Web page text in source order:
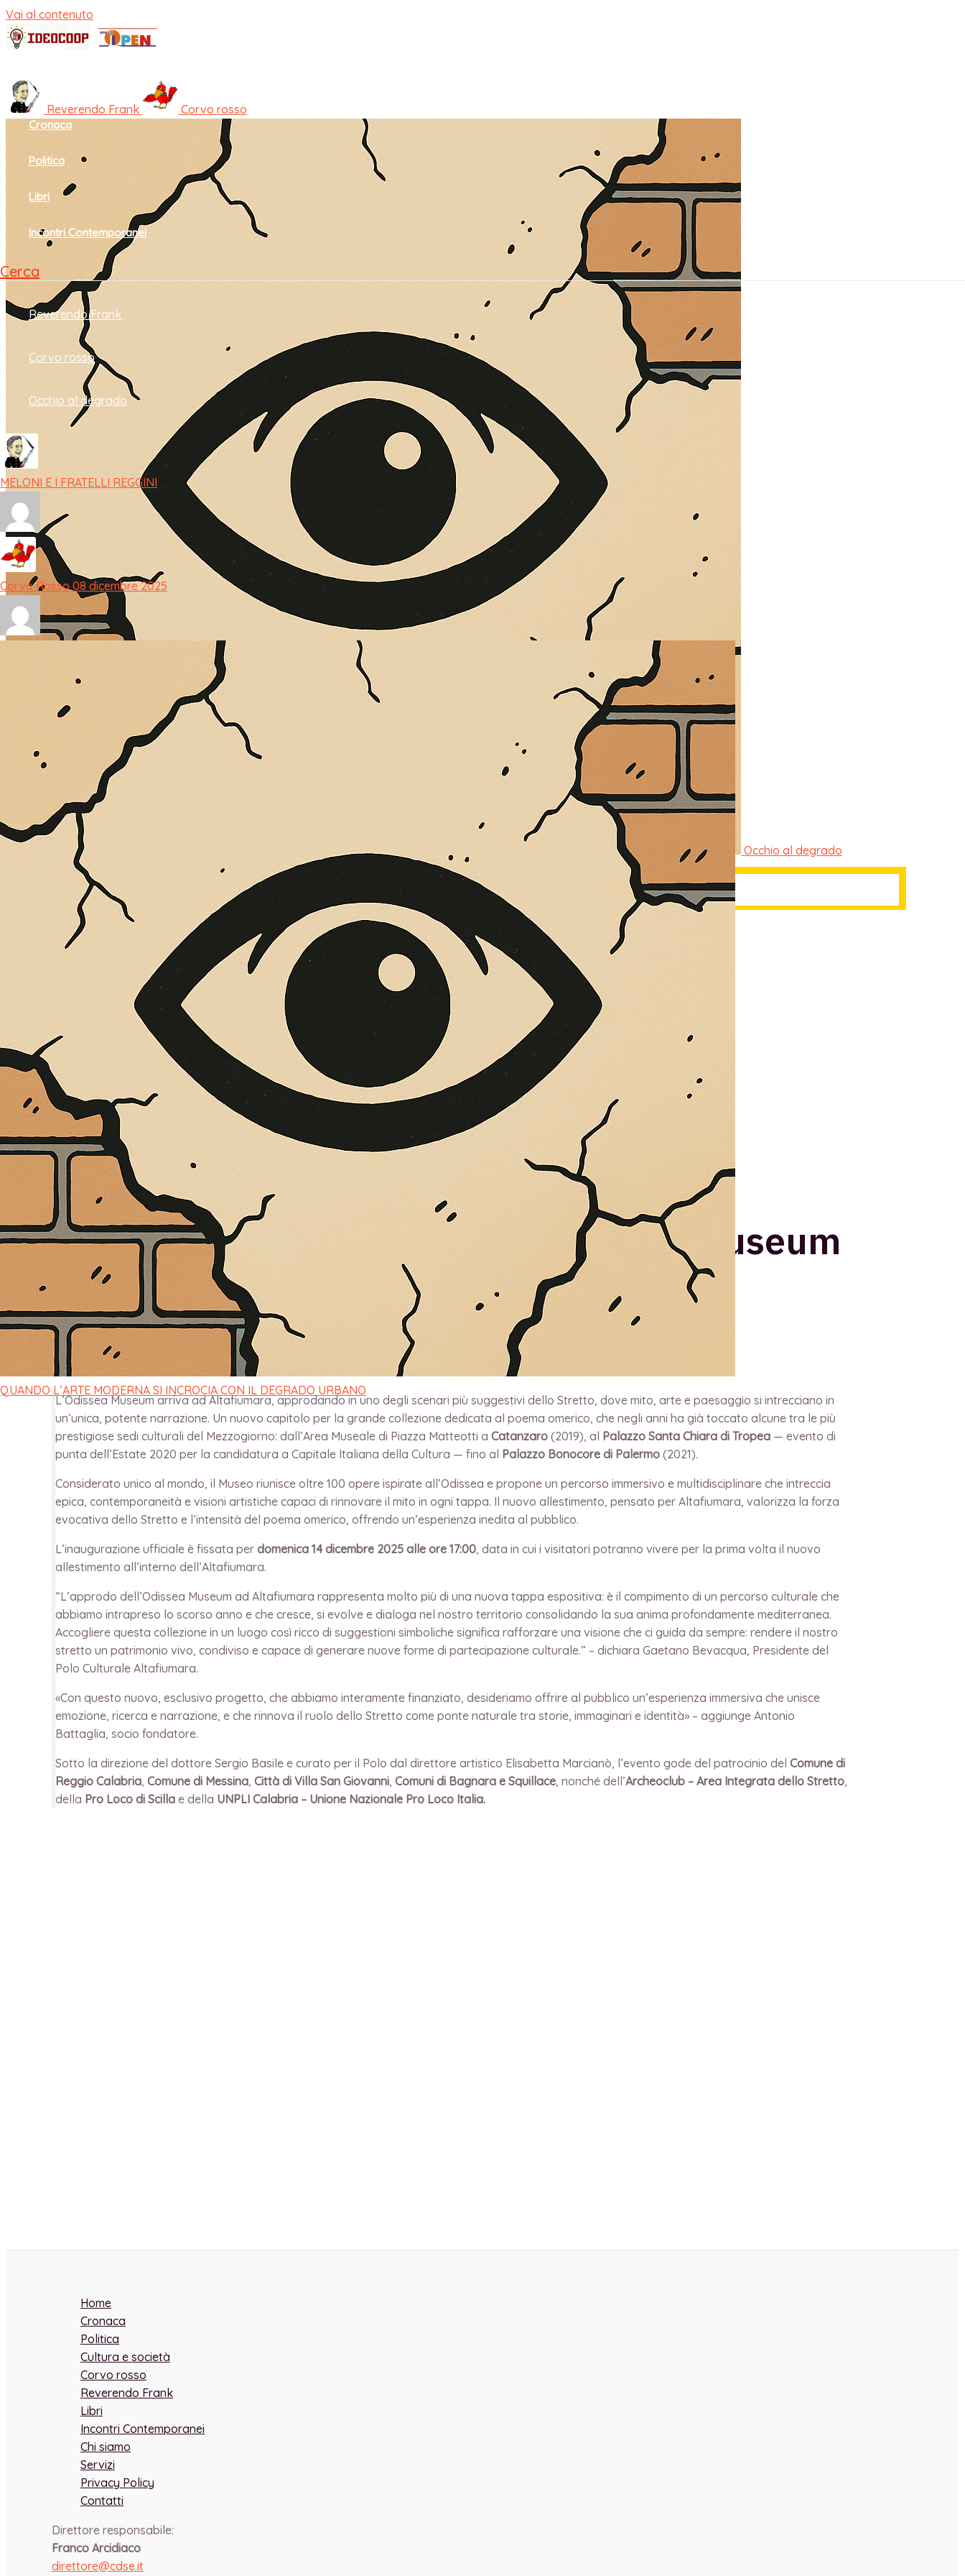
Vai al contenuto
Cultura e società
Cronaca
Politica
Libri
Incontri Contemporanei
Cerca
Reverendo Frank
Corvo rosso
Occhio al degrado
MELONI E I FRATELLI REGGINI
Corvo Rosso 08 dicembre 2025
QUANDO L’ARTE MODERNA SI INCROCIA CON IL DEGRADO URBANO
Reverendo Frank Corvo rosso
Occhio al degrado
È MORTO MELO FRENI, VIVONO LE OPERE SUE
Antonio Marino 4 Agosto 2026
Cultura e Società
A casa Freni, a pochi passi dal lungomare di Terme Vigliatore, sulle pareti giaccio istantanee,...
CONTINUA A LEGGERE
Condividi:
Cultura e Società
Il viaggio di Ulisse continua: l’Odissea Museum
sbarca ad Altafiumara
di Redazione / 10 Dicembre 2025
L’Odissea Museum arriva ad Altafiumara, approdando in uno degli scenari più suggestivi dello Stretto, dove mito, arte e paesaggio si intrecciano in
un’unica, potente narrazione. Un nuovo capitolo per la grande collezione dedicata al poema omerico, che negli anni ha già toccato alcune tra le più
prestigiose sedi culturali del Mezzogiorno: dall’Area Museale di Piazza Matteotti a Catanzaro (2019), al Palazzo Santa Chiara di Tropea — evento di
punta dell’Estate 2020 per la candidatura a Capitale Italiana della Cultura — fino al Palazzo Bonocore di Palermo (2021).
Considerato unico al mondo, il Museo riunisce oltre 100 opere ispirate all’Odissea e propone un percorso immersivo e multidisciplinare che intreccia
epica, contemporaneità e visioni artistiche capaci di rinnovare il mito in ogni tappa. Il nuovo allestimento, pensato per Altafiumara, valorizza la forza
evocativa dello Stretto e l’intensità del poema omerico, offrendo un’esperienza inedita al pubblico.
L’inaugurazione ufficiale è fissata per domenica 14 dicembre 2025 alle ore 17:00, data in cui i visitatori potranno vivere per la prima volta il nuovo
allestimento all’interno dell’Altafiumara.
“L’approdo dell’Odissea Museum ad Altafiumara rappresenta molto più di una nuova tappa espositiva: è il compimento di un percorso culturale che
abbiamo intrapreso lo scorso anno e che cresce, si evolve e dialoga nel nostro territorio consolidando la sua anima profondamente mediterranea.
Accogliere questa collezione in un luogo così ricco di suggestioni simboliche significa rafforzare una visione che ci guida da sempre: rendere il nostro
stretto un patrimonio vivo, condiviso e capace di generare nuove forme di partecipazione culturale.” – dichiara Gaetano Bevacqua, Presidente del
Polo Culturale Altafiumara.
«Con questo nuovo, esclusivo progetto, che abbiamo interamente finanziato, desideriamo offrire al pubblico un’esperienza immersiva che unisce
emozione, ricerca e narrazione, e che rinnova il ruolo dello Stretto come ponte naturale tra storie, immaginari e identità» – aggiunge Antonio
Battaglia, socio fondatore.
Sotto la direzione del dottore Sergio Basile e curato per il Polo dal direttore artistico Elisabetta Marcianò, l’evento gode del patrocinio del Comune di
Reggio Calabria, Comune di Messina, Città di Villa San Giovanni, Comuni di Bagnara e Squillace, nonché dell’Archeoclub – Area Integrata dello Stretto,
della Pro Loco di Scilla e della UNPLI Calabria – Unione Nazionale Pro Loco Italia.
Home
Cronaca
Politica
Cultura e società
Corvo rosso
Reverendo Frank
Libri
Incontri Contemporanei
Chi siamo
Servizi
Privacy Policy
Contatti
Direttore responsabile:
Franco Arcidiaco
direttore@cdse.it